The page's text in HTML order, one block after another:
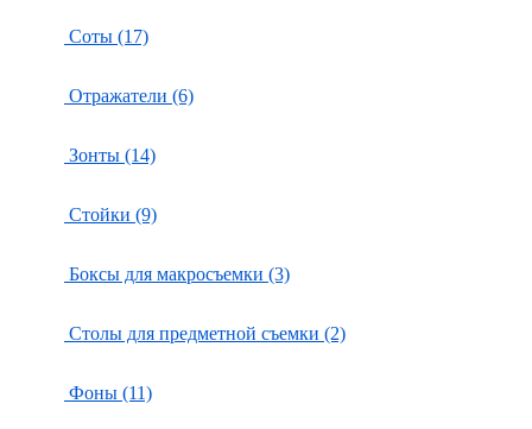
Соты (17)
Отражатели (6)
Зонты (14)
Стойки (9)
Боксы для макросъемки (3)
Столы для предметной съемки (2)
Фоны (11)